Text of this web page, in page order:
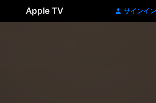
Apple TV サインイン